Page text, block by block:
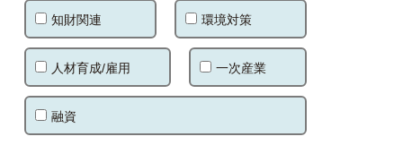
知財関連 環境対策
人材育成/雇用 一次産業
融資